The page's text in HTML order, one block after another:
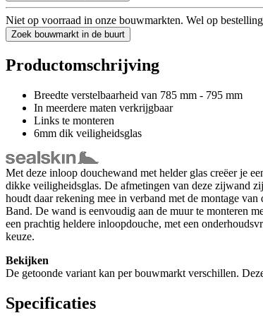
Niet op voorraad in onze bouwmarkten. Wel op
Zoek bouwmarkt in de buurt
Productomschrijving
Breedte verstelbaarheid van 785 mm - 795 mm
In meerdere maten verkrijgbaar
Links te monteren
6mm dik veiligheidsglas
Met deze inloop douchewand met helder glas creëer je
dikke veiligheidsglas. De afmetingen van deze zijwand
houdt daar rekening mee in verband met de montage
Band. De wand is eenvoudig aan de muur te monteren
een prachtig heldere inloopdouche, met een
keuze.
Bekijken
De getoonde variant kan per bouwmarkt verschillen.
Specificaties